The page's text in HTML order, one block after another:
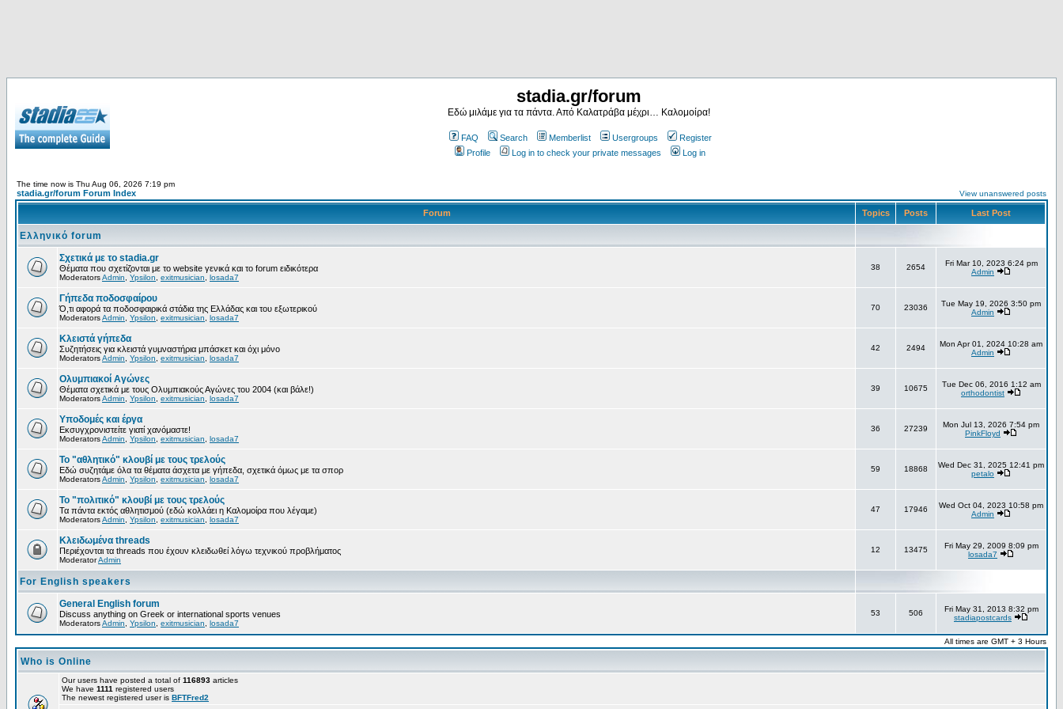
stadia.gr/forum
Εδώ μιλάμε για τα πάντα. Από Καλατράβα μέχρι… Καλομοίρα!
FAQ Search Memberlist Usergroups
Register
Profile
Log in to check your private messages Log in
The time now is Thu Aug 06, 2026 7:19 pm
stadia.gr/forum Forum Index View unanswered posts
Forum Topics Posts Last Post
Ελληνικό forum
Σχετικά με το stadia.gr
Θέματα που σχετίζονται με το website γενικά και το forum ειδικότερα
ModeratorsAdmin Ypsilon exitmusician losada7
38 2654
Fri Mar 10, 2023 6:24 pm
Admin
Γήπεδα ποδοσφαίρου
Ό,τι αφορά τα ποδοσφαιρικά στάδια της Ελλάδας και του εξωτερικού
ModeratorsAdmin Ypsilon exitmusician losada7
70 23036
Tue May 19, 2026 3:50 pm
Admin
Κλειστά γήπεδα
Συζητήσεις για κλειστά γυμναστήρια μπάσκετ και όχι μόνο
ModeratorsAdmin Ypsilon exitmusician losada7
42 2494
Mon Apr 01, 2024 10:28 am
Admin
Ολυμπιακοί Αγώνες
Θέματα σχετικά με τους Ολυμπιακούς Αγώνες του 2004 (και βάλε!)
ModeratorsAdmin Ypsilon exitmusician losada7
39 10675
Tue Dec 06, 2016 1:12 am
orthodontist
Υποδομές και έργα
Εκσυγχρονιστείτε γιατί χανόμαστε!
ModeratorsAdmin Ypsilon exitmusician losada7
36 27239
Mon Jul 13, 2026 7:54 pm
PinkFloyd
Το "αθλητικό" κλουβί με τους τρελούς
Εδώ συζητάμε όλα τα θέματα άσχετα με γήπεδα, σχετικά όμως με τα σπορ
ModeratorsAdmin Ypsilon exitmusician losada7
59 18868
Wed Dec 31, 2025 12:41 pm
petalo
Το "πολιτικό" κλουβί με τους τρελούς
Τα πάντα εκτός αθλητισμού (εδώ κολλάει η Καλομοίρα που λέγαμε)
ModeratorsAdmin Ypsilon exitmusician losada7
47 17946
Wed Oct 04, 2023 10:58 pm
Admin
Κλειδωμένα threads
Περιέχονται τα threads που έχουν κλειδωθεί λόγω τεχνικού προβλήματος
ModeratorAdmin
12 13475
Fri May 29, 2009 8:09 pm
losada7
For English speakers
General English forum
Discuss anything on Greek or international sports venues
ModeratorsAdmin Ypsilon exitmusician losada7
53 506
Fri May 31, 2013 8:32 pm
stadiapostcards
All times are GMT + 3 Hours
Who is Online
Our users have posted a total of 116893 articles
We have 1111 registered users
The newest registered user is BFTFred2